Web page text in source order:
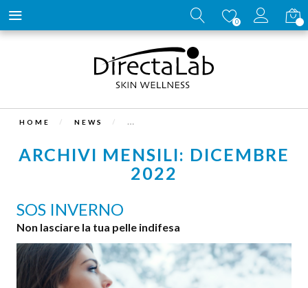
0
HOME NEWS
ARCHIVI MENSILI: DICEMBRE
2022
SOS INVERNO
Non lasciare la tua pelle indifesa